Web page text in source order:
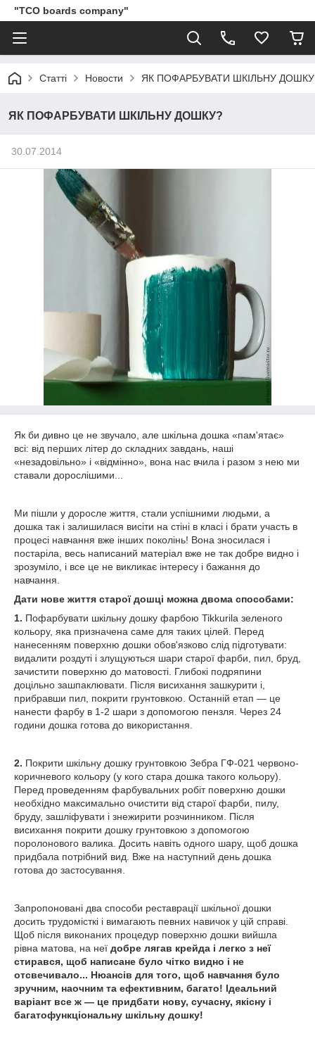
"TCO boards company"
Статті Новости ЯК ПОФАРБУВАТИ ШКІЛЬНУ
ЯК ПОФАРБУВАТИ ШКІЛЬНУ ДОШКУ?
30.07.2014
Як би дивно це не звучало, але шкільна дошка «пам'ятає»
всі: від перших літер до складних завдань, наші
«незадовільно» і «відмінно», вона нас вчила і разом з нею ми
ставали дорослішими...
Ми пішли у доросле життя, стали успішними людьми, а
дошка так і залишилася висіти на стіні в класі і брати участь в
процесі навчання вже інших поколінь! Вона зносилася і
постаріла, весь написаний матеріал вже не так добре видно і
зрозуміло, і все це не викликає інтересу і бажання до
навчання.
Дати нове життя старої дошці можна двома способами:
1. Пофарбувати шкільну дошку фарбою Tikkurila зеленого
кольору, яка призначена саме для таких цілей. Перед
нанесенням поверхню дошки обов'язково слід підготувати:
видалити роздуті і злущуються шари старої фарби, пил, бруд,
зачистити поверхню до матовості. Глибокі подряпини
доцільно зашпаклювати. Після висихання зашкурити і,
прибравши пил, покрити грунтовкою. Останній етап — це
нанести фарбу в 1-2 шари з допомогою пензля. Через 24
години дошка готова до використання.
2. Покрити шкільну дошку грунтовкою Зебра ГФ-021 червоно-
коричневого кольору (у кого стара дошка такого кольору).
Перед проведенням фарбувальних робіт поверхню дошки
необхідно максимально очистити від старої фарби, пилу,
бруду, зашліфувати і знежирити розчинником. Після
висихання покрити дошку грунтовкою з допомогою
поролонового валика. Досить навіть одного шару, щоб дошка
придбала потрібний вид. Вже на наступний день дошка
готова до застосування.
Запропоновані два способи реставрації шкільної дошки
досить трудомісткі і вимагають певних навичок у цій справі.
Щоб після виконаних процедур поверхню дошки вийшла
рівна матова, на неї добре лягав крейда і легко з неї
стирався, щоб написане було чітко видно і не
отсвечивало... Нюансів для того, щоб навчання було
зручним, наочним та ефективним, багато! Ідеальний
варіант все ж — це придбати нову, сучасну, якісну і
багатофункціональну шкільну дошку!